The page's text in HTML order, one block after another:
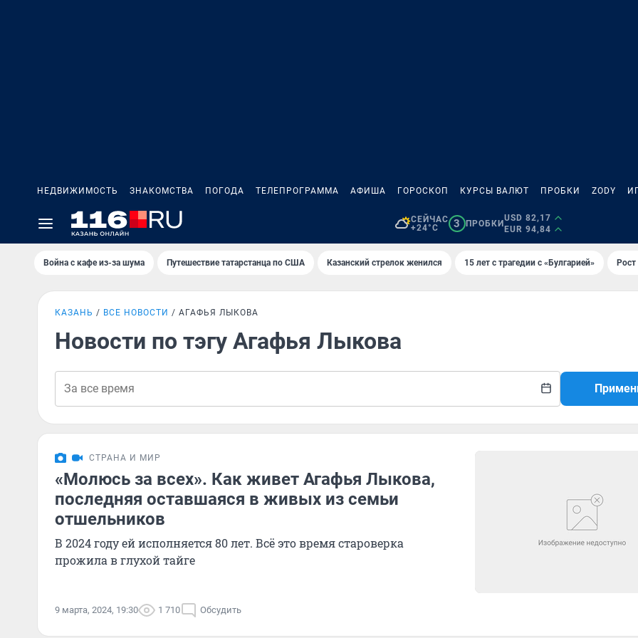
НЕДВИЖИМОСТЬ ЗНАКОМСТВА ПОГОДА ТЕЛЕПРОГРАММА АФИША ГОРОСКОП КУРСЫ ВАЛЮТ ПРОБКИ ZODY
СЕЙЧАС
+24°C
3 ПРОБКИ
USD 82,17
EUR 94,84
Война с кафе из-за шума Путешествие татарстанца по США Казанский стрелок женился 15 лет с трагедии с «Булгарией»
КАЗАНЬ ВСЕ НОВОСТИ АГАФЬЯ ЛЫКОВА
Новости по тэгу Агафья Лыкова
СТРАНА И МИР
«Молюсь за всех». Как живет Агафья Лыкова,
последняя оставшаяся в живых из семьи
отшельников
В 2024 году ей исполняется 80 лет. Всё это время староверка
прожила в глухой тайге
9 марта, 2024, 19:30 1 710 Обсудить